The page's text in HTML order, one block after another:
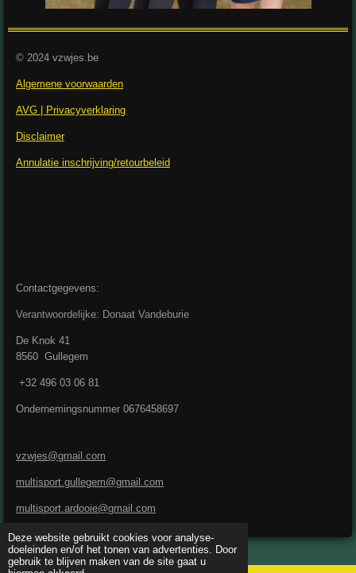
Deze website gebruikt cookies voor analyse-
doeleinden en/of het tonen van advertenties. Door
gebruik te blijven maken van de site gaat u
© 2024 vzwjes.be
Algemene voorwaarden
AVG | Privacyverklaring
Disclaimer
Annulatie inschrijving/retourbeleid
Contactgegevens:
Verantwoordelijke: Donaat Vandeburie
De Knok 41
8560 Gullegem
+32 496 03 06 81
Ondernemingsnummer 0676458697
vzwjes@gmail.com
multisport.gullegem@gmail.com
multisport.ardooie@gmail.com